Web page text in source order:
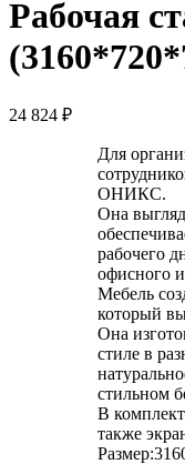
Рабочая
24 824 ₽
Для
ОНИКС.
Она
рабочего
офисного
Мебель
который
Она
стиле в
стильном
В
также